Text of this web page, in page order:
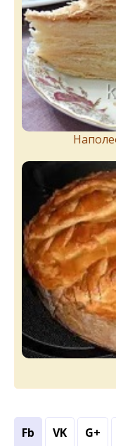
Fb VK G+